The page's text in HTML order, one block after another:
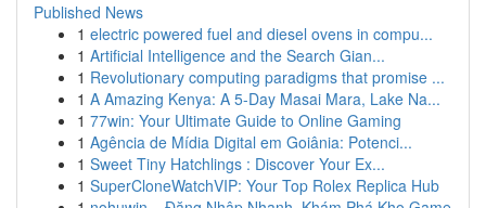
Published News
1 electric powered fuel and diesel ovens in compu...
1 Artificial Intelligence and the Search Gian...
1 Revolutionary computing paradigms that promise ...
1 A Amazing Kenya: A 5-Day Masai Mara, Lake Na...
1 77win: Your Ultimate Guide to Online Gaming
1 Agência de Mídia Digital em Goiânia: Potenci...
1 Sweet Tiny Hatchlings : Discover Your Ex...
1 SuperCloneWatchVIP: Your Top Rolex Replica Hub